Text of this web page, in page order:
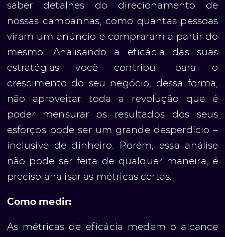
saber detalhes do direcionamento de
nossas campanhas, como quantas pessoas
viram um anúncio e compraram a partir do
mesmo. Analisando a eficácia das suas
estratégias você contribui para o
crescimento do seu negócio, dessa forma,
não aproveitar toda a revolução que é
poder mensurar os resultados dos seus
esforços pode ser um grande desperdício –
inclusive de dinheiro. Porém, essa análise
não pode ser feita de qualquer maneira, é
preciso analisar as métricas certas.
Como medir:
As métricas de eficácia medem o alcance